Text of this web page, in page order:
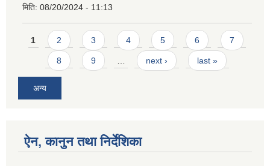
मिति: 08/20/2024 - 11:13
Pages
1 2 3 4 5 6 7
8 9 next › last »
अन्य
ऐन, कानुन तथा निर्देशिका